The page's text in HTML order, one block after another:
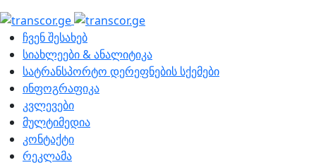
ჩვენ შესახებ
სიახლეები & ანალიტიკა
სატრანსპორტო დერეფნების სქემები
ინფოგრაფიკა
კვლევები
მულტიმედია
კონტაქტი
რეკლამა